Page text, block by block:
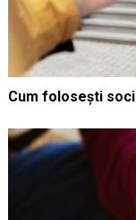
Cum folosești